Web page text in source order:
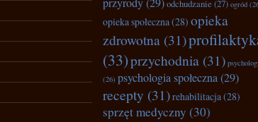
odchudzanie (27) ogród
opieka społeczna(28) opieka
zdrowotna (31)
(33)przychodnia (31)
(26) psychologia społeczna(29)
recepty (31)rehabilitacja(28)
sprzęt medyczny (30)